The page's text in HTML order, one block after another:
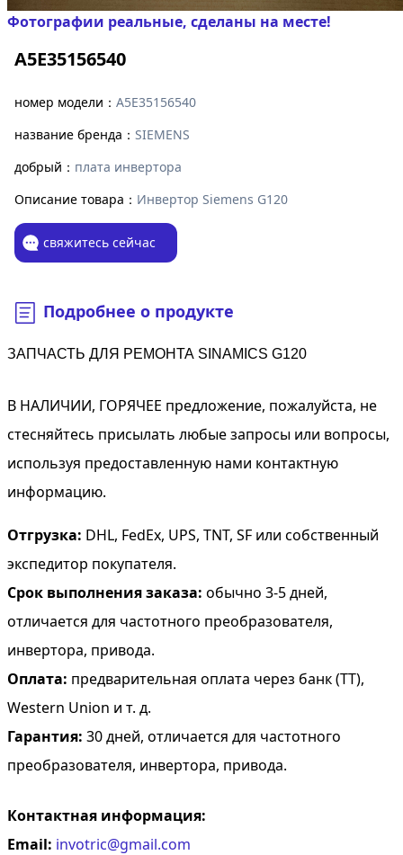
Фотографии реальные, сделаны на месте!
A5E35156540
номер модели： A5E35156540
название бренда： SIEMENS
добрый： плата инвертора
Описание товара： Инвертор Siemens G120
свяжитесь сейчас
Подробнее о продукте
ЗАПЧАСТЬ ДЛЯ РЕМОНТА SINAMICS G120
В НАЛИЧИИ, ГОРЯЧЕЕ предложение, пожалуйста, не
стесняйтесь присылать любые запросы или вопросы,
используя предоставленную нами контактную
информацию.
Отгрузка: DHL, FedEx, UPS, TNT, SF или собственный
экспедитор покупателя.
Срок выполнения заказа: обычно 3-5 дней,
отличается для частотного преобразователя,
инвертора, привода.
Оплата: предварительная оплата через банк (TT),
Western Union и т. д.
Гарантия: 30 дней, отличается для частотного
преобразователя, инвертора, привода.
Контактная информация:
Email: invotric@gmail.com